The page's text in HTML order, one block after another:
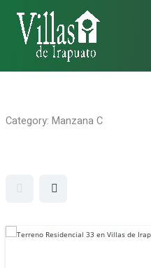
contenido
Category: Manzana C